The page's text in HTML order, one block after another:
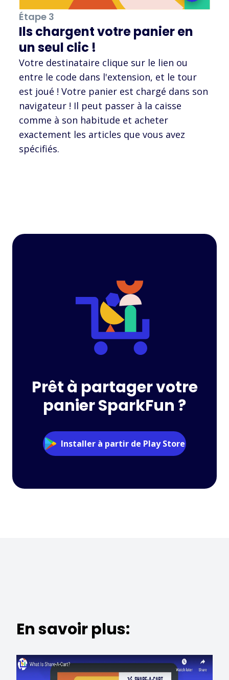
Étape 3
Ils chargent votre panier en
un seul clic !
Votre destinataire clique sur le lien ou
entre le code dans l'extension, et le tour
est joué ! Votre panier est chargé dans son
navigateur ! Il peut passer à la caisse
comme à son habitude et acheter
exactement les articles que vous avez
spécifiés.
Prêt à partager votre
panier SparkFun ?
Installer à partir de Play Store
En savoir plus: